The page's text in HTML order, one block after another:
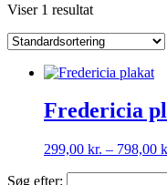
Viser 1 resultat
Fredericia
299,00 kr. – 798,00
Søg efter: